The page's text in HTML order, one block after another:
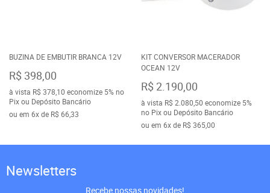
BUZINA DE EMBUTIR BRANCA 12V
R$ 398,00
à vista R$ 378,10 economize 5%no
Pix ou Depósito Bancário
ou em 6xde R$ 66,33
KIT CONVERSOR MACERADOR
OCEAN 12V
R$ 2.190,00
à vista R$ 2.080,50 economize 5%
no Pix ou Depósito Bancário
ou em 6xde R$ 365,00
Newsletters
Recebe nossas novidades!